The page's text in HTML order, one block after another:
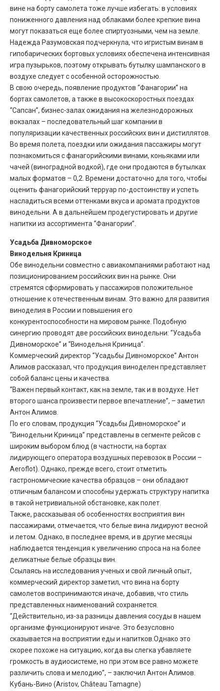
вине на борту самолета тоже лучше избегать: в условиях
пониженного давления над облаками более крепкие вина
могут показаться еще более спиртуозными, чем на земле.
Надежда Разумовская подчеркнула, что игристым винам в
гипобарических бортовых условиях обеспечена интенсивная
игра пузырьков, поэтому открывать бутылку шампанского в
воздухе следует с особенной осторожностью.
В свою очередь, появление продуктов “Фанагории” на
бортах самолетов, а также в высокоскоростных поездах
“Сапсан”, бизнес-залах ожидания на железнодорожных
вокзалах – последовательный шаг компании в
популяризации качественных российских вин и дистиллятов.
Во время полета, поездки или ожидания пассажиры могут
познакомиться с фанагорийскими винами, коньяками или
чачей (виноградной водкой), где они продаются в бутылках
малых форматов – 0,2. Времени достаточно для того, чтобы
оценить фанагорийский терруар по-достоинству и успеть
насладиться всеми оттенками вкуса и аромата продуктов
винодельни. А в дальнейшем продегустировать и другие
напитки из ассортимента “Фанагории”.
Усадьба Дивноморское
Винодельня Криница
Обе винодельни совместно с авиакомпаниями работают над
позиционированием российских вин на рынке. Они
стремятся сформировать у пассажиров положительное
отношение к отечественным винам. Это важно для развития
виноделия в России и повышения его
конкурентоспособности на мировом рынке. Подобную
синергию проводят две российских винодельни: “Усадьба
Дивноморское” и “Винодельня Криница”.
Коммерческий директор “Усадьбы Дивноморское” Антон
Алимов рассказал, что продукция виноделен представляет
собой баланс цены и качества.
“Важен первый контакт, как на земле, так и в воздухе. Нет
второго шанса произвести первое впечатление”, – заметил
Антон Алимов.
По его словам, продукция “Усадьбы Дивноморское” и
“Винодельни Криница” представлены в сегменте рейсов с
широким выбором блюд (в частности, на бортах
лидирующего оператора воздушных перевозок в России –
Aeroflot). Однако, прежде всего, стоит отметить
гастрономические качества образцов – они обладают
отличным балансом и способны удержать структуру напитка
в такой нетривиальной обстановке, как полет.
Также, рассказывая об особенностях восприятия вин
пассажирами, отмечается, что белые вина лидируют весной
и летом. Однако, в последнее время, и в другие месяцы
наблюдается тенденция к увеличению спроса на на более
деликатные белые образцы вин.
Ссылаясь на исследования ученых и свой личный опыт,
коммерческий директор заметил, что вина на борту
самолетов воспринимаются иначе, добавив, что стиль
представленных наименований сохраняется.
“Действительно, из-за разницы давления сосуды в нашем
организме функционируют иначе. Это безусловно
сказывается на восприятии еды и напитков.Однако это
скорее похоже на ситуацию, когда вы слегка убавляете
громкость в аудиосистеме, но при этом все равно можете
различить слова и мелодию”, – заключил Антон Алимов.
Кубань-Вино (Aristov, Château Tamagne)